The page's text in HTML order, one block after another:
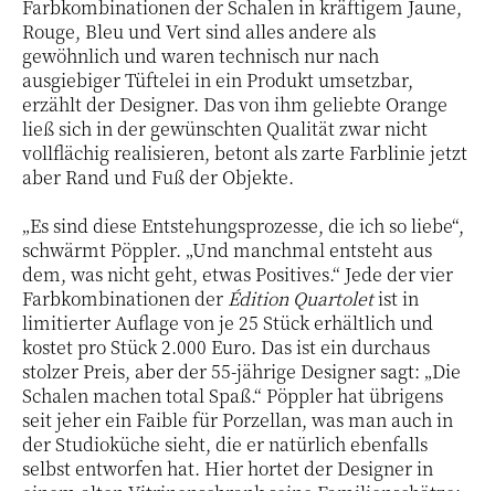
Farbkombinationen der Schalen in kräftigem Jaune,
Rouge, Bleu und Vert sind alles andere als
gewöhnlich und waren technisch nur nach
ausgiebiger Tüftelei in ein Produkt umsetzbar,
erzählt der Designer. Das von ihm geliebte Orange
ließ sich in der gewünschten Qualität zwar nicht
vollflächig realisieren, betont als zarte Farblinie jetzt
aber Rand und Fuß der Objekte.
„Es sind diese Entstehungsprozesse, die ich so liebe“,
schwärmt Pöppler. „Und manchmal entsteht aus
dem, was nicht geht, etwas Positives.“ Jede der vier
Farbkombinationen der Édition Quartoletist in
limitierter Auflage von je 25 Stück erhältlich und
kostet pro Stück 2.000 Euro. Das ist ein durchaus
stolzer Preis, aber der 55-jährige Designer sagt: „Die
Schalen machen total Spaß.“ Pöppler hat übrigens
seit jeher ein Faible für Porzellan, was man auch in
der Studioküche sieht, die er natürlich ebenfalls
selbst entworfen hat. Hier hortet der Designer in